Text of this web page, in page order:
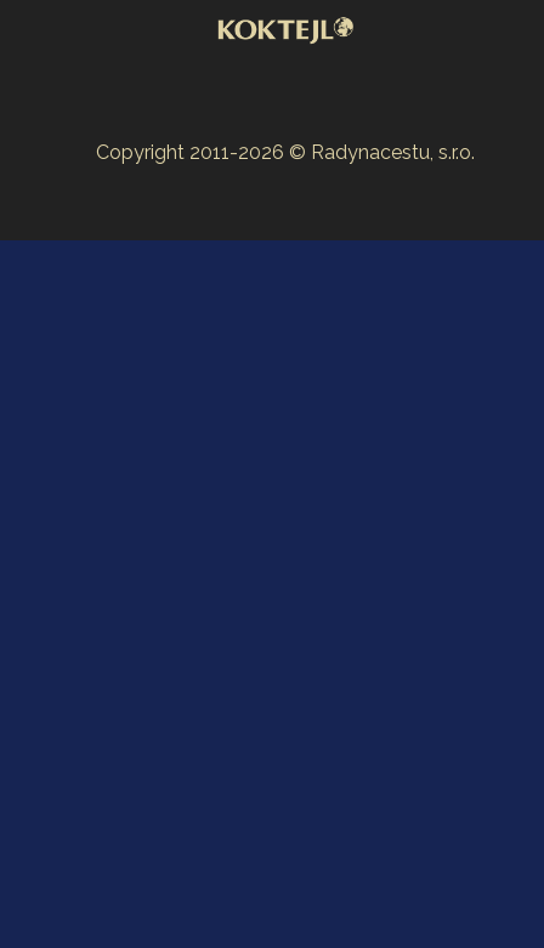
Copyright 2011-2026 © Radynacestu, s.r.o.